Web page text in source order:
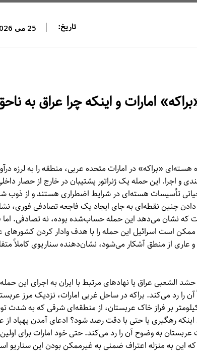
تاریخ: 25 می 2026
امارات و اینکه چرا عراق به
نیروگاه هسته‌ای «براکه» در امارات متحده عربی، منطقه را به لرزه
و اجرا. این حمله یک ژنراتور پشتیبان در خارج از حصار
حیاتی تأسیسات هسته‌ای در شرایط اضطراری هستند و از
چنین نقطه‌ای به جای ایجاد یک فاجعه تصادفی فوری،
که نشان می‌دهد این حمله حساب‌شده بوده، نه تصادفی.
است اسرائیل این حمله را با هدف وادار کردن کشورهای
از منطق آشکار می‌شود، نشان‌دهنده سناریوی کاملاً
عراق یا نهادهای مرتبط با ایران به اجرای این
را رد می‌کند. براکه در ساحل غربی امارات، نزدیک مرز
بر فراز خاک عربستان، از منطقه‌ای شرقی که به شدت
رهگیری یا حتی با دقت رصد شود؟ ادعای آمدن پهپاد
به وضوح آن را رد می‌کند. حتی خود امارات برای
که این به منزله اعتراف ضمنی به غیرممکن بودن این سناریو